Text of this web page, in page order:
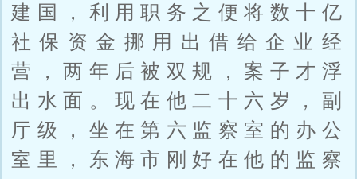
建国，利用职务之便将数十亿
社保资金挪用出借给企业经
营，两年后被双规，案子才浮
出水面。现在他二十六岁，副
厅级，坐在第六监察室的办公
室里，东海市刚好在他的监察